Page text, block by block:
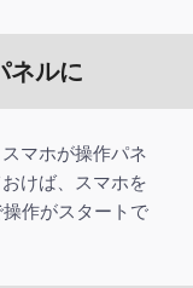
ネルに
マホが操作パネ
けば、スマホを
作がスタートで